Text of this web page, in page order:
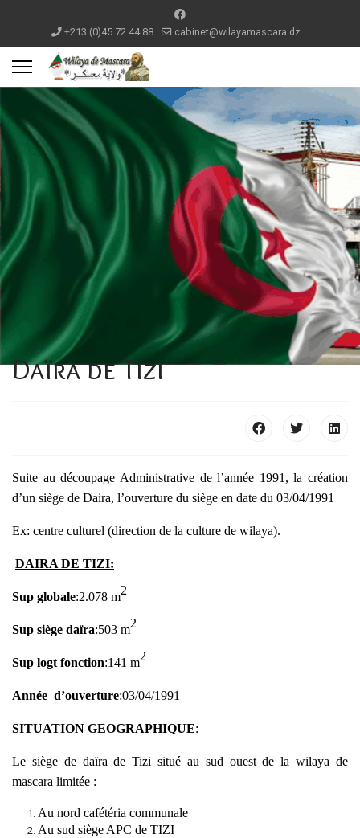
+213 (0)45 72 44 88 cabinet@wilayamascara.dz
Daïra de Tizi
Suite au découpage Administrative de l’année 1991, la création
d’un siège de Daira, l’ouverture du siège en date du 03/04/1991
Ex: centre culturel (direction de la culture de wilaya).
DAIRA DE TIZI:
Sup globale:2.078 m2
Sup siège daïra:503 m2
Sup logt fonction:141 m2
Année d’ouverture:03/04/1991
SITUATION GEOGRAPHIQUE:
Le siège de daïra de Tizi situé au sud ouest de la wilaya de
mascara limitée :
Au nord cafétéria communale
Au sud siège APC de TIZI